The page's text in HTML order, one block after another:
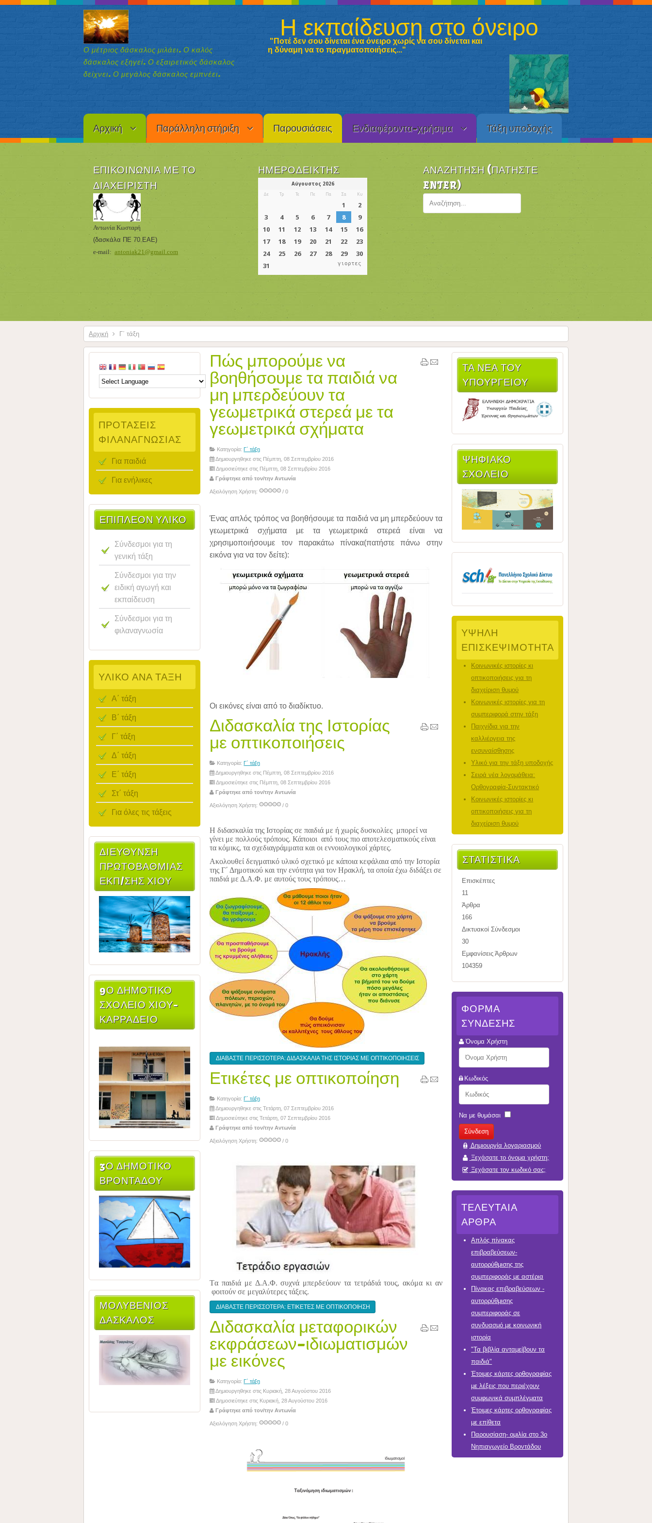
Ο μέτριος δάσκαλος μιλάει. Ο καλός
δάσκαλος εξηγεί. Ο εξαιρετικός δάσκαλος
δείχνει. Ο μεγάλος δάσκαλος εμπνέει.
Η εκπαίδευση στο όνειρο
"Ποτέ δεν σου δίνεται ένα όνειρο χωρίς να σου δίνεται και
η δύναμη να το πραγματοποιήσεις..."
Αρχική Παράλληλη στήριξη Παρουσιάσεις Ενδιαφέροντα-χρήσιμα Τάξη υποδοχής
ΕΠΙΚΟΙΝΩΝΊΑ ΜΕ ΤΟ
ΔΙΑΧΕΙΡΙΣΤΉ
Αντωνία Κωσταρή
(δασκάλα ΠΕ 70.ΕΑΕ)
e-mail: antoniak21@gmail.com
ΗΜΕΡΟΔΕΊΚΤΗΣ
γιορτες
ΑΝΑΖΉΤΗΣΗ (ΠΑΤΉΣΤΕ
ENTER)
Αρχική Γ΄ τάξη
ΠΡΟΤΆΣΕΙΣ
ΦΙΛΑΝΑΓΝΩΣΊΑΣ
Για παιδιά
Για ενήλικες
ΕΠΙΠΛΈΟΝ ΥΛΙΚΌ
Σύνδεσμοι για τη
γενική τάξη
Σύνδεσμοι για την
ειδική αγωγή και
εκπαίδευση
Σύνδεσμοι για τη
φιλαναγνωσία
ΥΛΙΚΌ ΑΝΆ ΤΆΞΗ
Α΄ τάξη
Β΄ τάξη
Γ΄ τάξη
Δ΄ τάξη
Ε΄ τάξη
Στ΄ τάξη
Για όλες τις τάξεις
ΔΙΕΎΘΥΝΣΗ
ΠΡΩΤΟΒΆΘΜΙΑΣ
ΕΚΠ/ΣΗΣ ΧΊΟΥ
9Ο ΔΗΜΟΤΙΚΌ
ΣΧΟΛΕΊΟ ΧΊΟΥ-
ΚΑΡΡΆΔΕΙΟ
3Ο ΔΗΜΟΤΙΚΌ
ΒΡΟΝΤΆΔΟΥ
ΜΟΛΥΒΈΝΙΟΣ
ΔΆΣΚΑΛΟΣ
Πώς μπορούμε να
βοηθήσουμε τα παιδιά να
μη μπερδεύουν τα
γεωμετρικά στερεά με τα
γεωμετρικά σχήματα
Κατηγορία: Γ΄ τάξη
Δημιουργηθηκε στις Πέμπτη, 08 Σεπτεμβρίου 2016
Δημοσιεύτηκε στις Πέμπτη, 08 Σεπτεμβρίου 2016
Γράφτηκε από τον/την Αντωνία
Αξιολόγηση Χρήστη: / 0
Ένας απλός τρόπος να βοηθήσουμε τα παιδιά να μη μπερδεύουν τα
γεωμετρικά σχήματα με τα γεωμετρικά στερεά είναι να
χρησιμοποιήσουμε τον παρακάτω πίνακα(πατήστε πάνω στην
εικόνα για να τον δείτε):
Οι εικόνες είναι από το διαδίκτυο.
Διδασκαλία της Ιστορίας
με οπτικοποιήσεις
Κατηγορία: Γ΄ τάξη
Δημιουργηθηκε στις Πέμπτη, 08 Σεπτεμβρίου 2016
Δημοσιεύτηκε στις Πέμπτη, 08 Σεπτεμβρίου 2016
Γράφτηκε από τον/την Αντωνία
Αξιολόγηση Χρήστη: / 0
Η διδασκαλία της Ιστορίας σε παιδιά με ή χωρίς δυσκολίες μπορεί να
γίνει με πολλούς τρόπους. Κάποιοι από τους πιο αποτελεσματικούς είναι
τα κόμικς, τα σχεδιαγράμματα και οι εννοιολογικοί χάρτες.
Ακολουθεί δειγματικό υλικό σχετικό με κάποια κεφάλαια από την Ιστορία
της Γ΄ Δημοτικού και την ενότητα για τον Ηρακλή, τα οποία έχω διδάξει σε
παιδιά με Δ.Α.Φ. με αυτούς τους τρόπους…
ΔΙΑΒΆΣΤΕ ΠΕΡΙΣΣΌΤΕΡΑ: ΔΙΔΑΣΚΑΛΊΑ ΤΗΣ ΙΣΤΟΡΊΑΣ ΜΕ ΟΠΤΙΚΟΠΟΙΉΣΕΙΣ
Ετικέτες με οπτικοποίηση
Κατηγορία: Γ΄ τάξη
Δημιουργηθηκε στις Τετάρτη, 07 Σεπτεμβρίου 2016
Δημοσιεύτηκε στις Τετάρτη, 07 Σεπτεμβρίου 2016
Γράφτηκε από τον/την Αντωνία
Αξιολόγηση Χρήστη: / 0
Tα παιδιά με Δ.Α.Φ. συχνά μπερδεύουν τα τετράδιά τους, ακόμα κι αν
φοιτούν σε μεγαλύτερες τάξεις.
ΔΙΑΒΆΣΤΕ ΠΕΡΙΣΣΌΤΕΡΑ: ΕΤΙΚΈΤΕΣ ΜΕ ΟΠΤΙΚΟΠΟΊΗΣΗ
Διδασκαλία μεταφορικών
εκφράσεων-ιδιωματισμών
με εικόνες
Κατηγορία: Γ΄ τάξη
Δημιουργηθηκε στις Κυριακή, 28 Αυγούστου 2016
Δημοσιεύτηκε στις Κυριακή, 28 Αυγούστου 2016
Γράφτηκε από τον/την Αντωνία
Αξιολόγηση Χρήστη: / 0
ΤΑ ΝΈΑ ΤΟΥ
ΥΠΟΥΡΓΕΊΟΥ
ΨΗΦΙΑΚΌ
ΣΧΟΛΕΊΟ
ΥΨΗΛΉ
ΕΠΙΣΚΕΨΙΜΌΤΗΤΑ
Κοινωνικές ιστορίες κι
οπτικοποιήσεις για τη
διαχείριση θυμού
Κοινωνικές ιστορίες για τη
συμπεριφορά στην τάξη
Παιχνίδια για την
καλλιέργεια της
ενσυναίσθησης
Υλικό για την τάξη υποδοχής
Σειρά νέα λογομάθεια:
Ορθογραφία-Συντακτικό
Κοινωνικές ιστορίες κι
οπτικοποιήσεις για τη
διαχείριση θυμού
ΣΤΑΤΙΣΤΙΚΆ
Επισκέπτες
11
Άρθρα
166
Δικτυακοί Σύνδεσμοι
30
Εμφανίσεις Άρθρων
104359
ΦΌΡΜΑ
ΣΎΝΔΕΣΗΣ
Όνομα Χρήστη
Κωδικός
Να με θυμάσαι
Δημιουργία λογαριασμού
Ξεχάσατε το όνομα χρήστη;
Ξεχάσατε τον κωδικό σας;
ΤΕΛΕΥΤΑΊΑ
ΆΡΘΡΑ
Απλός πίνακας
επιβραβεύσεων-
αυτορρύθμισης της
συμπεριφοράς με αστέρια
Πίνακας επιβραβεύσεων -
αυτορρύθμισης
συμπεριφοράς σε
συνδυασμό με κοινωνική
ιστορία
"Τα βιβλία ανταμείβουν τα
παιδιά"
Έτοιμες κάρτες ορθογραφίας
με λέξεις που περιέχουν
συμφωνικά συμπλέγματα
Έτοιμες κάρτες ορθογραφίας
με επίθετα
Παρουσίαση- ομιλία στο 3ο
Νηπιαγωγείο Βροντάδου